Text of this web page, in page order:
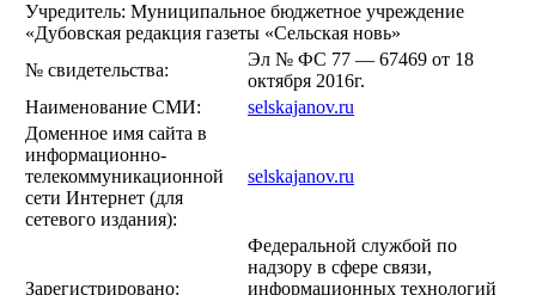
Учредитель: Муниципальное бюджетное учреждение
«Дубовская редакция газеты «Сельская новь»
№ свидетельства:
Эл № ФС 77 — 67469 от 18
октября 2016г.
Наименование СМИ:
selskajanov.ru
Доменное имя сайта в
информационно-
телекоммуникационной
сети Интернет (для
сетевого издания):
selskajanov.ru
Зарегистрировано:
Федеральной службой по
надзору в сфере связи,
информационных технологий